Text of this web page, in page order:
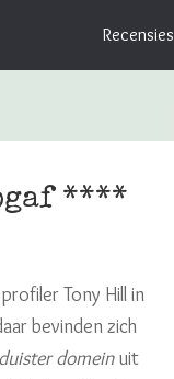
Recensies
****
Tony Hill in
bevinden zich
domeinuit